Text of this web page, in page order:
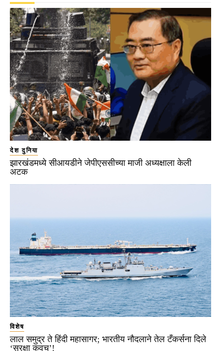
देश दुनिया
झारखंडमध्ये सीआयडीने जेपीएससीच्या माजी अध्यक्षाला केली
अटक
विशेष
लाल समुद्र ते हिंदी महासागर; भारतीय नौदलाने तेल टँकर्सना दिले
‘सुरक्षा कवच’!